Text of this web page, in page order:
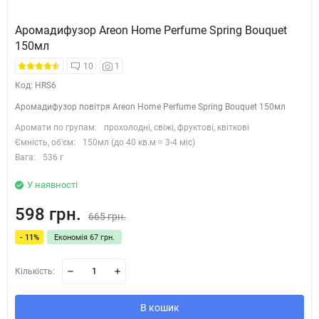
Аромадифузор Areon Home Perfume Spring Bouquet
150мл
10
1
Код: HRS6
Аромадифузор повітря Areon Home Perfume Spring Bouquet 150мл
Аромати по групам:
прохолодні, свіжі, фруктові, квіткові
Ємність, об'єм:
150мл (до 40 кв.м ≈ 3-4 міс)
Вага:
536 г
У наявності
598 грн. 665 грн.
- 11% Економія 67 грн.
Кількість:
В кошик